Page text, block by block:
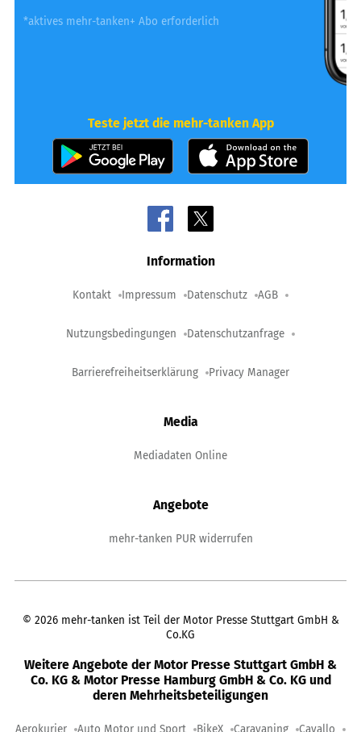
*aktives mehr-tanken+ Abo erforderlich
Teste jetzt die mehr-tanken App
Information
Kontakt Impressum Datenschutz AGB
Nutzungsbedingungen Datenschutzanfrage
Barrierefreiheitserklärung Privacy Manager
Media
Mediadaten Online
Angebote
mehr-tanken PUR widerrufen
© 2026 mehr-tanken ist Teil der Motor Presse Stuttgart GmbH &
Co.KG
Weitere Angebote der Motor Presse Stuttgart GmbH &
Co. KG & Motor Presse Hamburg GmbH & Co. KG und
deren Mehrheitsbeteiligungen
Aerokurier Auto Motor und Sport BikeX Caravaning Cavallo